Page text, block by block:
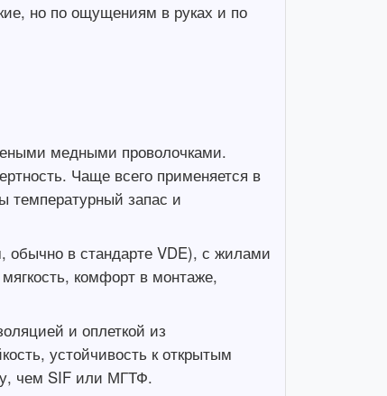
но по ощущениям в руках и по
медными проволочками.
Чаще всего применяется в
температурный запас и
в стандарте VDE), с жилами
комфорт в монтаже,
и оплеткой из
устойчивость к открытым
чем SIF или МГТФ.